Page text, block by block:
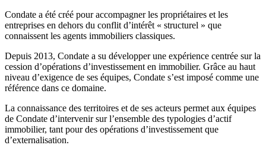
Condate a été créé pour accompagner les propriétaires et les
entreprises en dehors du conflit d’intérêt « structurel » que
connaissent les agents immobiliers classiques.
Depuis 2013, Condate a su développer une expérience centrée sur la
cession d’opérations d’investissement en immobilier. Grâce au haut
niveau d’exigence de ses équipes, Condate s’est imposé comme une
référence dans ce domaine.
La connaissance des territoires et de ses acteurs permet aux équipes
de Condate d’intervenir sur l’ensemble des typologies d’actif
immobilier, tant pour des opérations d’investissement que
d’externalisation.